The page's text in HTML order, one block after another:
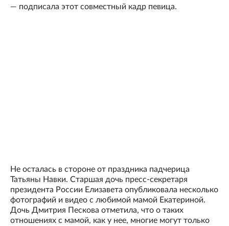
— подписала этот совместный кадр певица.
Не осталась в стороне от праздника падчерица
Татьяны Навки. Старшая дочь пресс-секретаря
президента России Елизавета опубликовала несколько
фотографий и видео с любимой мамой Екатериной.
Дочь Дмитрия Пескова отметила, что о таких
отношениях с мамой, как у нее, многие могут только